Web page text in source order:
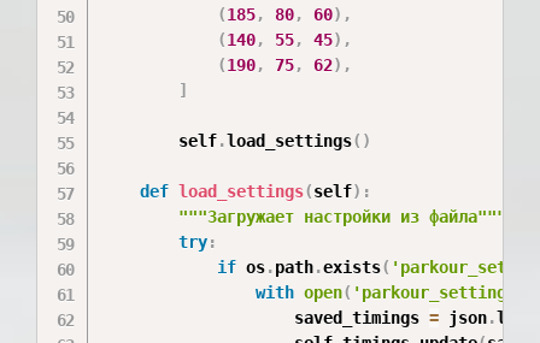
(185, 80, 60) ,
(140, 55, 45) ,
(190, 75, 62) ,
]
        self
.load_settings( )
def load_settings(self) :
"""Загружает настройки из файла"""
try:
if os.path.exists(
with open(
                    saved_timings
= json.load